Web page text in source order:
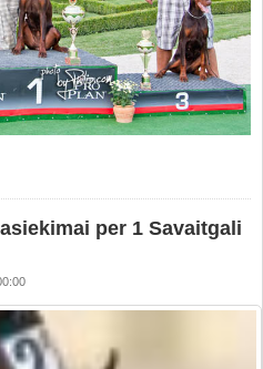
Championship 2011-Extra Results
per 1 Savaitgali